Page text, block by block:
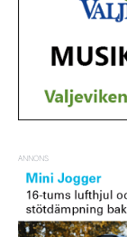
ANNONS